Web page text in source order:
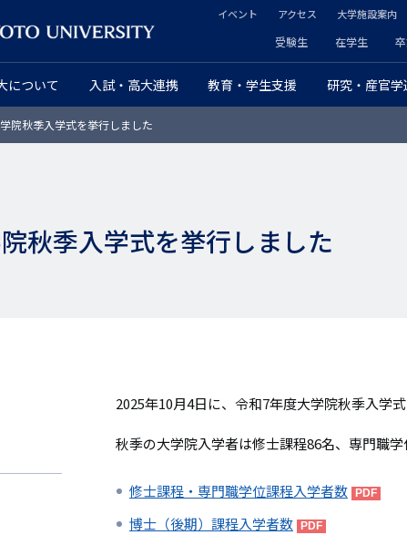
について 入試・高大連携 教育・学生支援 研究・産官学
ヘ
ッ
ダ
ラ
ー
リ
ン
ク
受験生 在学生
ッ
ダ
ー
カ
ン
リ
ン
ク
イベント アクセス 大学施設案内
院秋季入学式を挙行しました
秋季入学式を挙行しました
2025年10月4日に、令和7年度大学院秋季入学
秋季の大学院入学者は修士課程86名、専門職学
修士課程・専門職学位課程入学者数
博士（後期）課程入学者数